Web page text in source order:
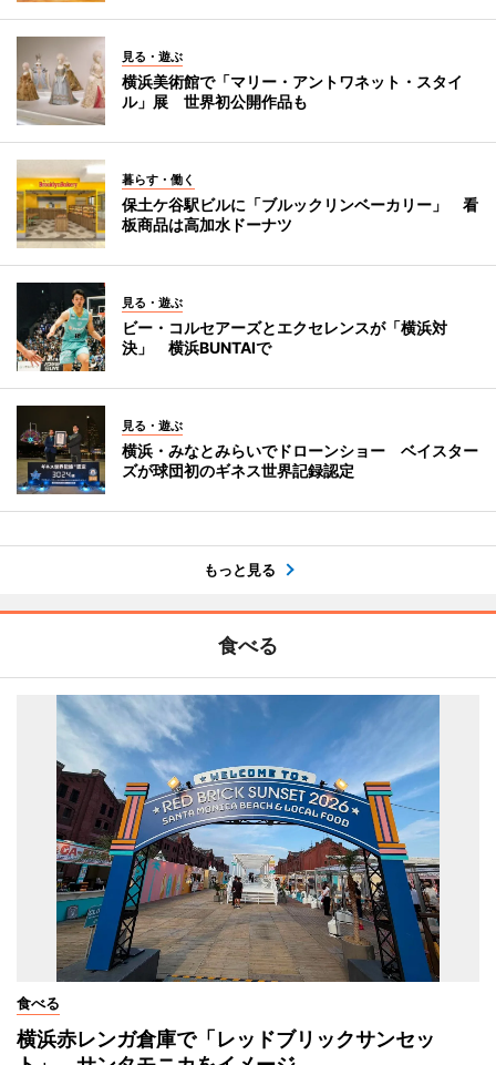
見る・遊ぶ
横浜美術館で「マリー・アントワネット・スタイ
ル」展 世界初公開作品も
暮らす・働く
保土ケ谷駅ビルに「ブルックリンベーカリー」 看
板商品は高加水ドーナツ
見る・遊ぶ
ビー・コルセアーズとエクセレンスが「横浜対
決」 横浜BUNTAIで
見る・遊ぶ
横浜・みなとみらいでドローンショー ベイスター
ズが球団初のギネス世界記録認定
もっと見る
食べる
食べる
横浜赤レンガ倉庫で「レッドブリックサンセッ